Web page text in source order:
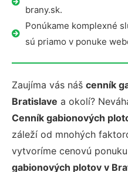
brany.sk.
Ponúkame komplexné
sú priamo v ponuke
Zaujíma vás náš cenník
Bratislave a okolí?
Cenník gabionových
záleží od mnohých
vytvoríme cenovú
gabionových plotov v